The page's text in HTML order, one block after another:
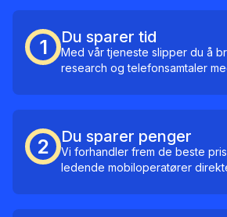
1 Du sparer tid
Med vår tjeneste slipper du å
research og telefonsamtaler
2 Du sparer penger
Vi forhandler frem de beste
ledende mobiloperatører